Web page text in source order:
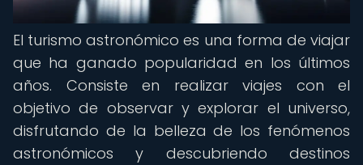
El turismo astronómico es una forma de viajar
que ha ganado popularidad en los últimos
años. Consiste en realizar viajes con el
objetivo de observar y explorar el universo,
disfrutando de la belleza de los fenómenos
astronómicos y descubriendo destinos